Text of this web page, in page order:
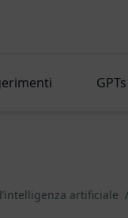
artificiale /